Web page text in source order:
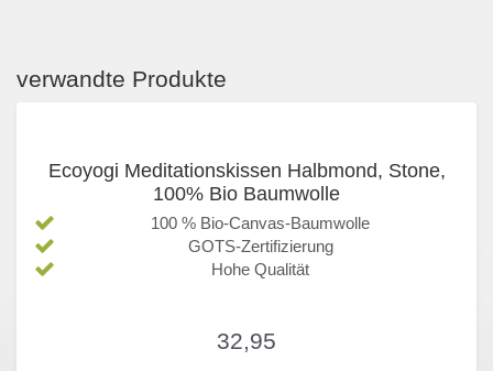
verwandte Produkte
Ecoyogi Meditationskissen Halbmond, Stone,
100% Bio Baumwolle
100 % Bio-Canvas-Baumwolle
GOTS-Zertifizierung
Hohe Qualität
32,95